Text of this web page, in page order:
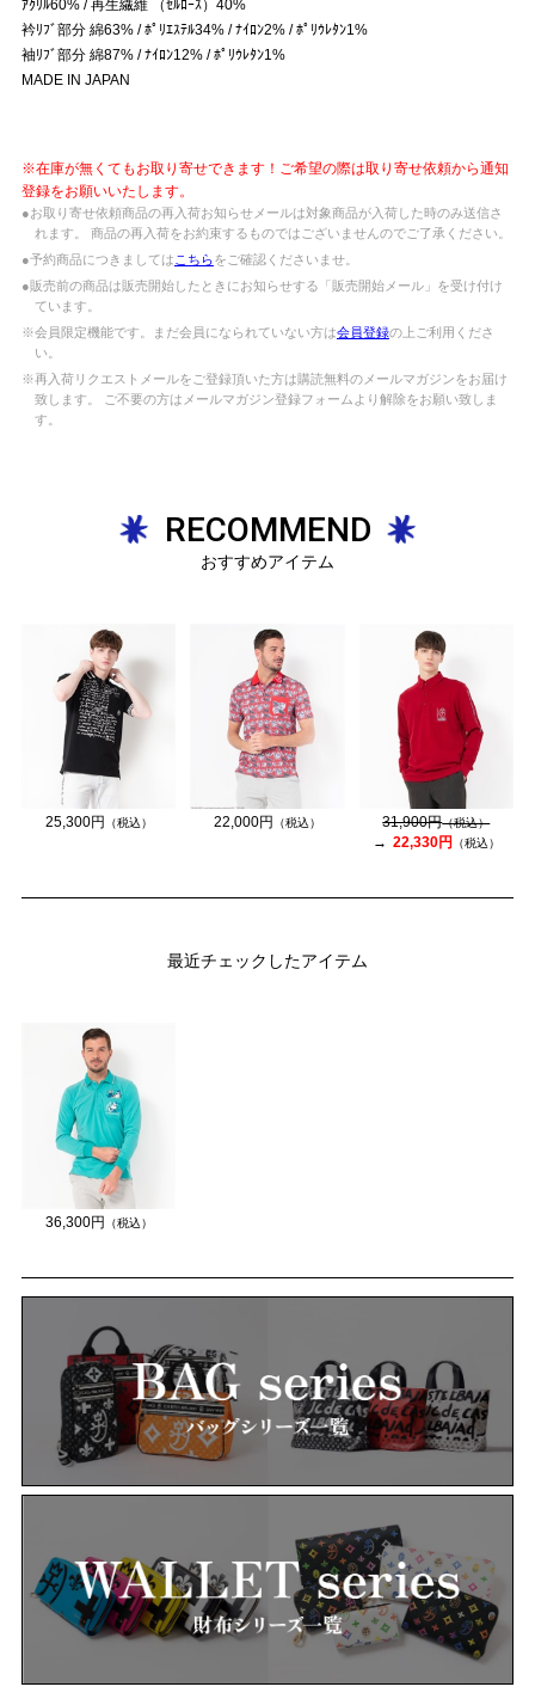
ｱｸﾘﾙ60% / 再生繊維 （ｾﾙﾛｰｽ）40%
衿ﾘﾌﾞ部分 綿63% / ﾎﾟﾘｴｽﾃﾙ34% / ﾅｲﾛﾝ2% / ﾎﾟﾘｳﾚﾀﾝ1%
袖ﾘﾌﾞ部分 綿87% / ﾅｲﾛﾝ12% / ﾎﾟﾘｳﾚﾀﾝ1%
MADE IN JAPAN
※在庫が無くてもお取り寄せできます！ご希望の際は取り寄せ依頼から通知
登録をお願いいたします。
●お取り寄せ依頼商品の再入荷お知らせメールは対象商品が入荷した時のみ送信さ
れます。 商品の再入荷をお約束するものではございませんのでご了承ください。
●予約商品につきましては こちらをご確認くださいませ。
●販売前の商品は販売開始したときにお知らせする「販売開始メール」を受け付け
ています。
※会員限定機能です。まだ会員になられていない方は会員登録の上ご利用くださ
い。
※再入荷リクエストメールをご登録頂いた方は購読無料のメールマガジンをお届け
致します。 ご不要の方はメールマガジン登録フォームより解除をお願い致しま
す。
RECOMMEND
おすすめアイテム
25,300円 （税込） 22,000円 （税込） 31,900円（税込）
22,330円 （税込）
最近チェックしたアイテム
36,300円 （税込）